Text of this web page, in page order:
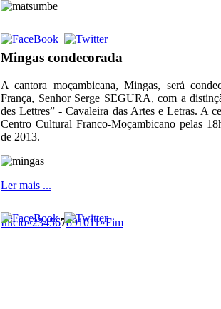
Mingas condecorada
A cantora moçambicana, Mingas, será
França, Senhor Serge SEGURA, com a
des Lettres” - Cavaleira das Artes e Letras. A
Centro Cultural Franco-Moçambicano pelas
de 2013.
Ler mais ...
Início«234567891011»Fim